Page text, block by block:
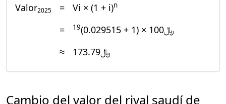
Valor2025 = Vi × (1 + i)n
= ﷼100 × (1 + 0.029515) 19
≈ ﷼173.79
Cambio del valor del riyal saudí de